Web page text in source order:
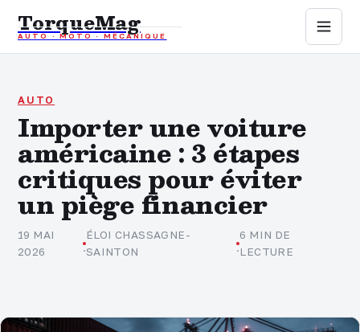
TorqueMag
AUTO · MOTO · MÉCANIQUE
Auto
Mécanique
Sports mécaniques
Assurance
AUTO
Importer une voiture
américaine : 3 étapes
critiques pour éviter
un piège financier
19 MAI
2026
·
ÉLOI CHASSAGNE-
SAINTON
·
6 MIN DE
LECTURE